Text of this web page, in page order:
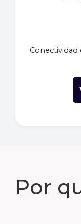
Conectividad
Por